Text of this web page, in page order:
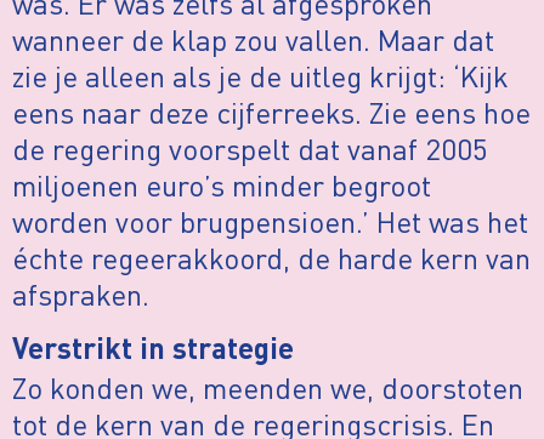
wanneer de klap zou vallen. Maar dat
zie je alleen als je de uitleg krijgt: ‘Kijk
eens naar deze cijferreeks. Zie eens hoe
de regering voorspelt dat vanaf 2005
miljoenen euro’s minder begroot
worden voor brugpensioen.’ Het was het
échte regeerakkoord, de harde kern van
afspraken.
Verstrikt in strategie
Zo konden we, meenden we, doorstoten
tot de kern van de regeringscrisis. En